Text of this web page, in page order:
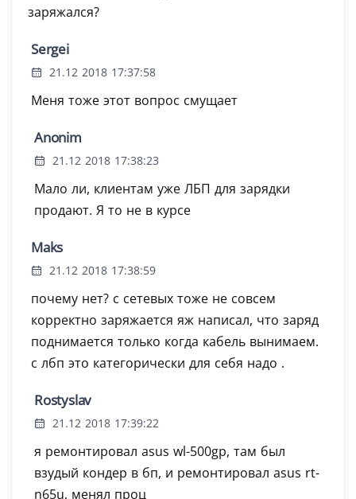
заряжался?
Sergei
21.12 2018 17:37:58
Меня тоже этот вопрос смущает
Anonim
21.12 2018 17:38:23
Мало ли, клиентам уже ЛБП для зарядки
продают. Я то не в курсе ‍
Maks
21.12 2018 17:38:59
почему нет? с сетевых тоже не совсем
корректно заряжается яж написал, что заряд
поднимается только когда кабель вынимаем.
с лбп это категорически для себя надо .
Rostyslav
21.12 2018 17:39:22
я ремонтировал asus wl-500gp, там был
взудый кондер в бп, и ремонтировал asus rt-
n65u, менял проц